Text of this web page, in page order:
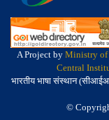
A Project by Ministry of
Central
भारतीय भाषा संस्थान
©